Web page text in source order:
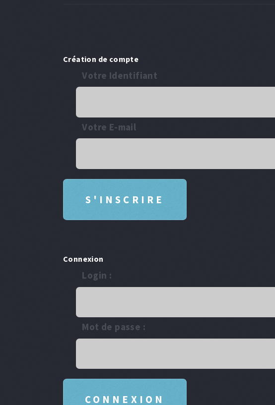
Création de compte
Votre Identifiant
Votre E-mail
Connexion
Login :
Mot de passe :